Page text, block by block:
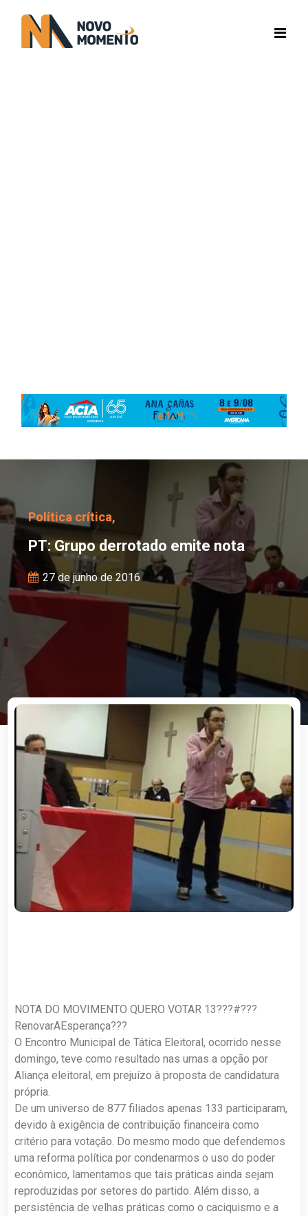
PT: Grupo derrotado
Política crítica,
PT: Grupo derrotado emite nota
27 de junho de 2016
NOTA DO MOVIMENTO QUERO VOTAR 13???#???
RenovarAEsperança???
O Encontro Municipal de Tática Eleitoral, ocorrido nesse
domingo, teve como resultado nas urnas a opção por
Aliança eleitoral, em prejuízo à proposta de candidatura
própria.
De um universo de 877 filiados apenas 133 participaram,
devido à exigência de contribuição financeira como
critério para votação. Do mesmo modo que defendemos
uma reforma política por condenarmos o uso do poder
econômico, lamentamos que tais práticas ainda sejam
reproduzidas por setores do partido. Além disso, a
persistência de velhas práticas como o caciquismo e a